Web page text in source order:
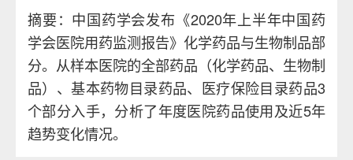
摘要：中国药学会发布《2020年上半年中国药
学会医院用药监测报告》化学药品与生物制品部
分。从样本医院的全部药品（化学药品、生物制
品）、基本药物目录药品、医疗保险目录药品3
个部分入手，分析了年度医院药品使用及近5年
趋势变化情况。